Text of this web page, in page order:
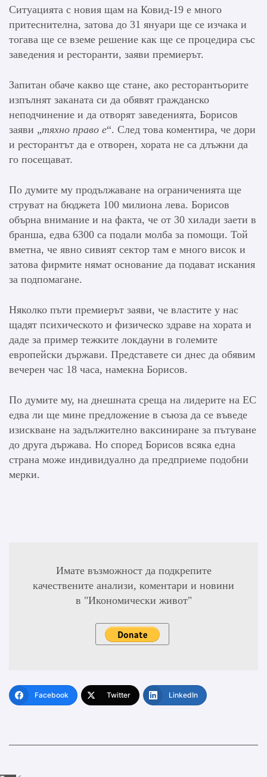
Ситуацията с новия щам на Ковид-19 е много
притеснителна, затова до 31 януари ще се изчака и
тогава ще се вземе решение как ще се процедира със
заведения и ресторанти, заяви премиерът.
Запитан обаче какво ще стане, ако ресторантьорите
изпълнят заканата си да обявят гражданско
неподчинение и да отворят заведенията, Борисов
заяви „тяхно право е“. След това коментира, че дори
и ресторантът да е отворен, хората не са длъжни да
го посещават.
По думите му продължаване на ограниченията ще
струват на бюджета 100 милиона лева. Борисов
обърна внимание и на факта, че от 30 хилади заети в
бранша, едва 6300 са подали молба за помощи. Той
вметна, че явно сивият сектор там е много висок и
затова фирмите нямат основание да подават искания
за подпомагане.
Няколко пъти премиерът заяви, че властите у нас
щадят психическото и физическо здраве на хората и
даде за пример тежките локдауни в големите
европейски държави. Представете си днес да обявим
вечерен час 18 часа, намекна Борисов.
По думите му, на днешната среща на лидерите на ЕС
едва ли ще мине предложение в съюза да се въведе
изискване на задължително ваксиниране за пътуване
до друга държава. Но според Борисов всяка една
страна може индивидуално да предприеме подобни
мерки.
Имате възможност да подкрепите
качествените анализи, коментари и новини
в "Икономически живот"
Facebook Twitter LinkedIn